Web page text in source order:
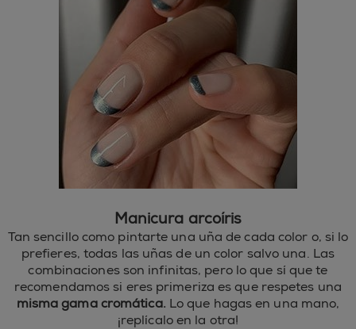
Manicura arcoíris
Tan sencillo como pintarte una uña de cada color o, si lo
prefieres, todas las uñas de un color salvo una. Las
combinaciones son infinitas, pero lo que sí que te
recomendamos si eres primeriza es que respetes una
misma gama cromática. Lo que hagas en una mano,
¡replícalo en la otra!